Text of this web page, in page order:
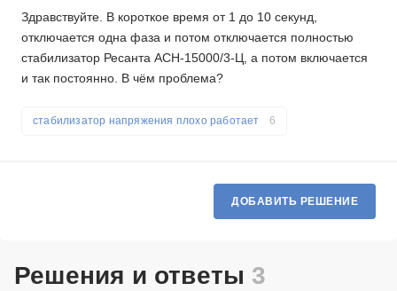
Здравствуйте. В короткое время от 1 до 10 секунд,
отключается одна фаза и потом отключается полностью
стабилизатор Ресанта АСН-15000/3-Ц, а потом включается
и так постоянно. В чём проблема?
стабилизатор напряжения плохо работает 6
ДОБАВИТЬ РЕШЕНИЕ
Решения и ответы 3